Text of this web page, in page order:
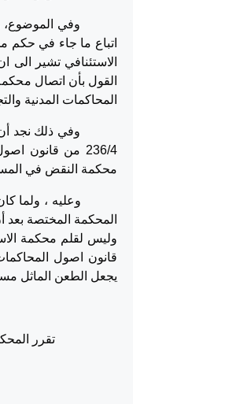
وفي الموضوع،
المحاكمات المدنية والتجارية
وفي ذلك نجد أن
236/4 من قانون
محكمة النقض في
وعليه ، ولما كان
المحكمة المختصة
قانون اصول
يجعل الطعن
تقرر